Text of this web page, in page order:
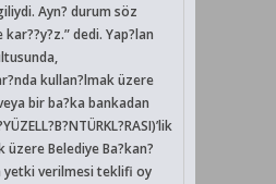
Ayn? durum söz
dedi. Yap?lan
kullan?lmak üzere
bir ba?ka bankadan
Belediye Ba?kan?
yetki verilmesi teklifi oy